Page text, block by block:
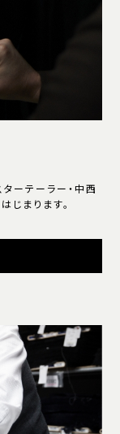
ーテーラー・中西
まります。